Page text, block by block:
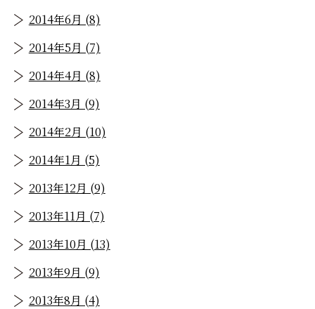
2014年6月 (8)
2014年5月 (7)
2014年4月 (8)
2014年3月 (9)
2014年2月 (10)
2014年1月 (5)
2013年12月 (9)
2013年11月 (7)
2013年10月 (13)
2013年9月 (9)
2013年8月 (4)